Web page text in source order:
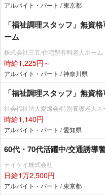
アルバイト・パート / 東京都
「福祉調理スタッフ」無資
ーム
株式会社三五/住宅型有料老人ホーム
時給1,225円～
アルバイト・パート / 神奈川県
「福祉調理スタッフ」無資
社会福祉法人愛燦会/特別養護老人
時給1,140円
アルバイト・パート / 愛知県
60代・70代活躍中/交通誘導
テイケイ株式会社
日給1万2,500円
アルバイト・パート / 東京都